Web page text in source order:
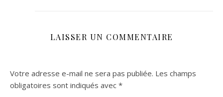
LAISSER UN COMMENTAIRE
Votre adresse e-mail ne sera pas publiée. Les champs
obligatoires sont indiqués avec *